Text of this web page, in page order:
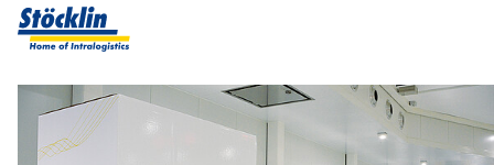
Show convenient version of this site
Don't show this message again